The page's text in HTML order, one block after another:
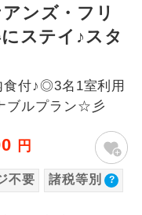
ンズ・フリ
ステイ♪スタ
付♪◎3名1室利用
ブルプラン☆彡
円
不要 諸税等別
供（2歳以上12
ービス施設使用
発空港だけで
にて飛行機や
だけます。
ご希望の場合
絡ください。
し、車内での観光案内
れている文化遺産や自
るコースです。